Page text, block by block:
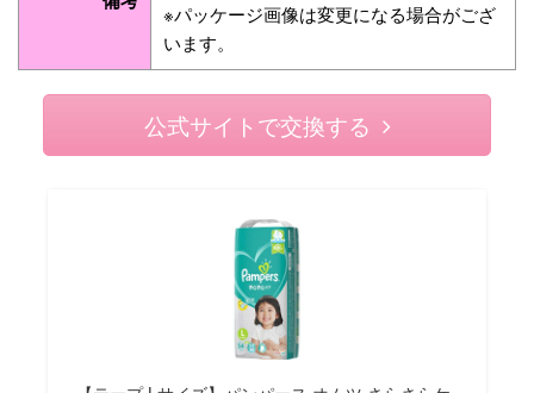
※パッケージ画像は変更になる場合がござ
います。
公式サイトで交換する